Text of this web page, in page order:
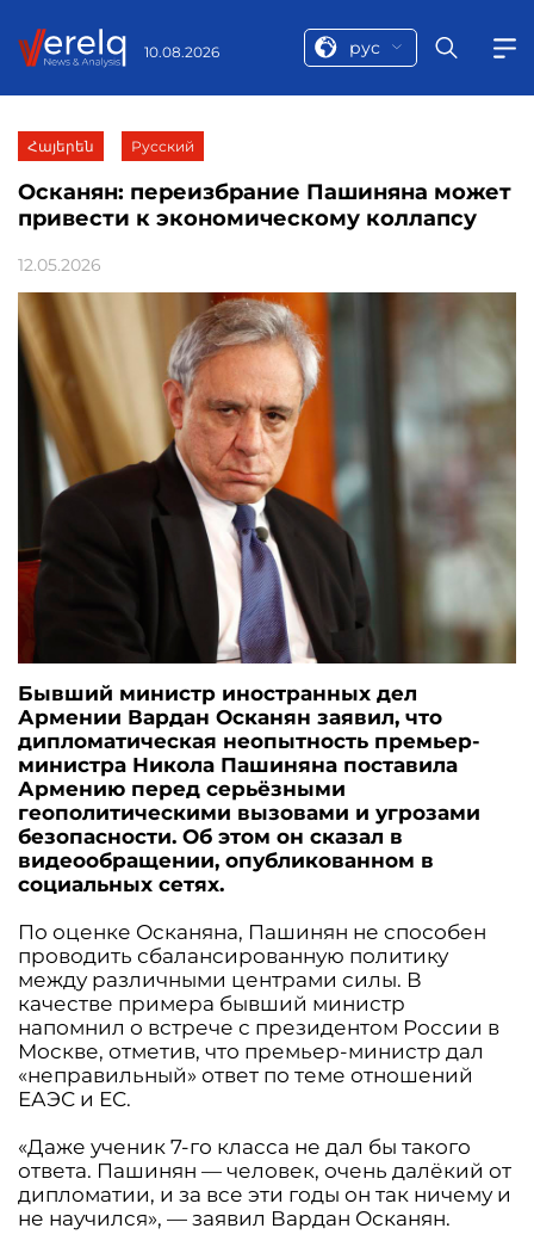
10.08.2026 рус
Հայերեն Русский
Осканян: переизбрание Пашиняна может
привести к экономическому коллапсу
12.05.2026
Бывший министр иностранных дел
Армении Вардан Осканян заявил, что
дипломатическая неопытность премьер-
министра Никола Пашиняна поставила
Армению перед серьёзными
геополитическими вызовами и угрозами
безопасности. Об этом он сказал в
видеообращении, опубликованном в
социальных сетях.
По оценке Осканяна, Пашинян не способен
проводить сбалансированную политику
между различными центрами силы. В
качестве примера бывший министр
напомнил о встрече с президентом России в
Москве, отметив, что премьер-министр дал
«неправильный» ответ по теме отношений
ЕАЭС и ЕС.
«Даже ученик 7-го класса не дал бы такого
ответа. Пашинян — человек, очень далёкий от
дипломатии, и за все эти годы он так ничему и
не научился», — заявил Вардан Осканян.